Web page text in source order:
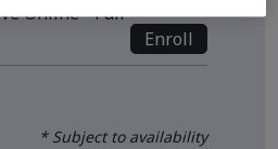
Online - Full
Enroll
* Subject to availability